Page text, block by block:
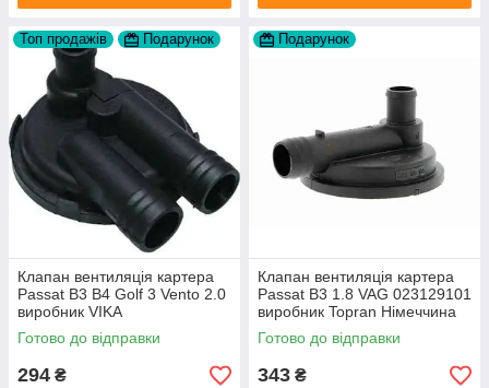
Топ продажів Подарунок
Клапан вентиляція картера
Passat B3 B4 Golf 3 Vento 2.0
виробник VIKA
Готово до відправки
294 ₴
Подарунок
Клапан вентиляція картера
Passat B3 1.8 VAG 023129101
виробник Topran Німеччина
Готово до відправки
343 ₴